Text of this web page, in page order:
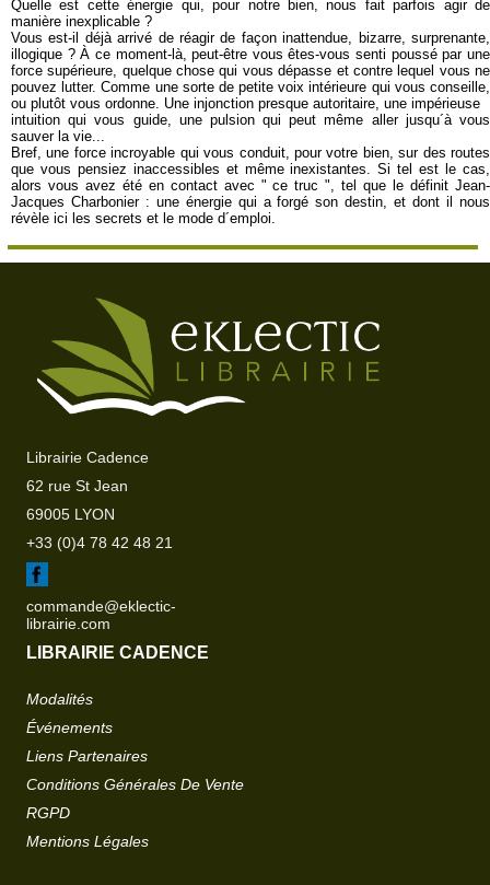
Quelle est cette énergie qui, pour notre bien, nous fait parfois agir de
manière inexplicable ?
Vous est-il déjà arrivé de réagir de façon inattendue, bizarre, surprenante,
illogique ? À ce moment-là, peut-être vous êtes-vous senti poussé par une
force supérieure, quelque chose qui vous dépasse et contre lequel vous ne
pouvez lutter. Comme une sorte de petite voix intérieure qui vous conseille,
ou plutôt vous ordonne. Une injonction presque autoritaire, une impérieuse
intuition qui vous guide, une pulsion qui peut même aller jusqu´à vous
sauver la vie...
Bref, une force incroyable qui vous conduit, pour votre bien, sur des routes
que vous pensiez inaccessibles et même inexistantes. Si tel est le cas,
alors vous avez été en contact avec " ce truc ", tel que le définit Jean-
Jacques Charbonier : une énergie qui a forgé son destin, et dont il nous
révèle ici les secrets et le mode d´emploi.
Librairie Cadence
62 rue St Jean
69005 LYON
+33 (0)4 78 42 48 21
commande@eklectic-
librairie.com
LIBRAIRIE CADENCE
Modalités
Événements
Liens Partenaires
Conditions Générales De Vente
RGPD
Mentions Légales